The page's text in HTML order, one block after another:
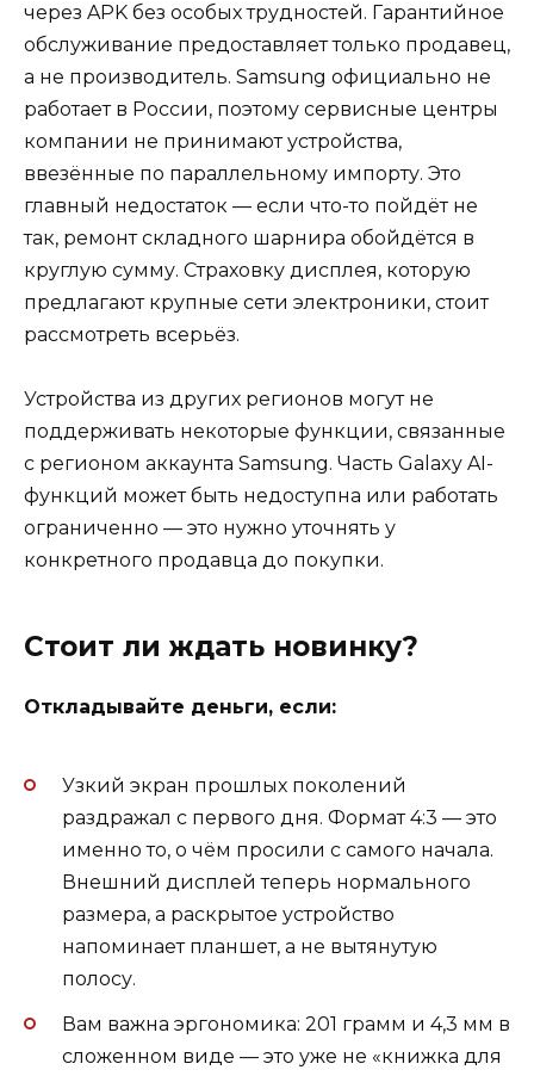
через APK без особых трудностей. Гарантийное
обслуживание предоставляет только продавец,
а не производитель. Samsung официально не
работает в России, поэтому сервисные центры
компании не принимают устройства,
ввезённые по параллельному импорту. Это
главный недостаток — если что-то пойдёт не
так, ремонт складного шарнира обойдётся в
круглую сумму. Страховку дисплея, которую
предлагают крупные сети электроники, стоит
рассмотреть всерьёз.
Устройства из других регионов могут не
поддерживать некоторые функции, связанные
с регионом аккаунта Samsung. Часть Galaxy AI-
функций может быть недоступна или работать
ограниченно — это нужно уточнять у
конкретного продавца до покупки.
Стоит ли ждать новинку?
Откладывайте деньги, если:
Узкий экран прошлых поколений
раздражал с первого дня. Формат 4:3 — это
именно то, о чём просили с самого начала.
Внешний дисплей теперь нормального
размера, а раскрытое устройство
напоминает планшет, а не вытянутую
полосу.
Вам важна эргономика: 201 грамм и 4,3 мм в
сложенном виде — это уже не «книжка для